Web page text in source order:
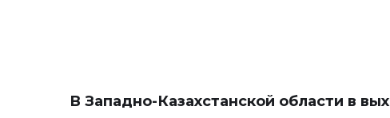
В Западно-Казахстанской области в